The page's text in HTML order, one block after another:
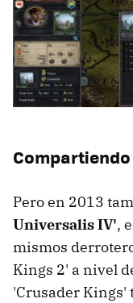
Pero en 2013
Universalis IV',
mismos
Kings 2' a nivel
'Crusader Kings'